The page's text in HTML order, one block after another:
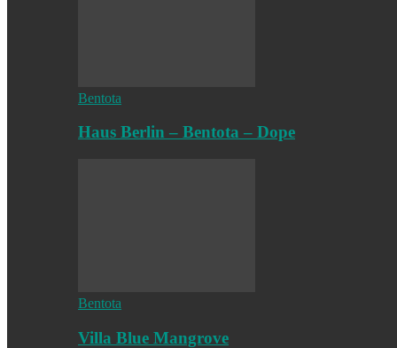
Bentota
Haus Berlin – Bentota – Dope
Bentota
Villa Blue Mangrove